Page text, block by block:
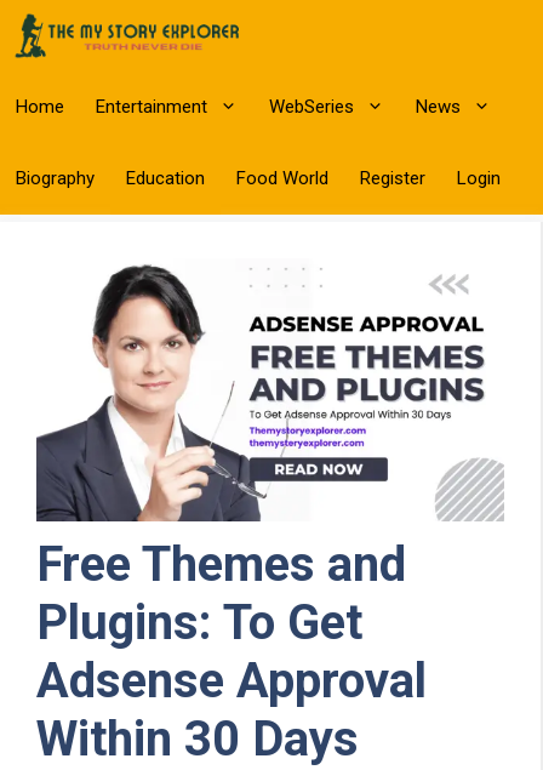
Skip
to
Home Entertainment WebSeries News
Biography Education Food World Register Login
Free Themes and
Plugins: To Get
Adsense Approval
Within 30 Days